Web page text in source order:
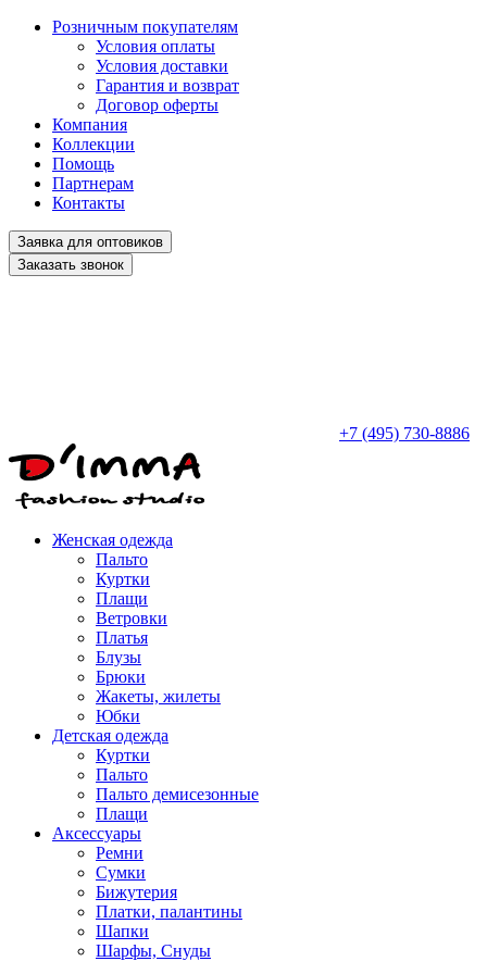
Розничным покупателям
Условия оплаты
Условия доставки
Гарантия и возврат
Договор оферты
Компания
Коллекции
Помощь
Партнерам
Контакты
Заявка для оптовиков
Заказать звонок
+7 (495) 730-8886
Женская одежда
Пальто
Куртки
Плащи
Ветровки
Платья
Блузы
Брюки
Жакеты, жилеты
Юбки
Детская одежда
Куртки
Пальто
Пальто демисезонные
Плащи
Аксессуары
Ремни
Сумки
Бижутерия
Платки, палантины
Шапки
Шарфы, Снуды